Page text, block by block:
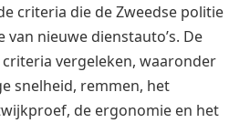
criteria die de Zweedse politie
nieuwe dienstauto’s. De
vergeleken, waaronder
snelheid, remmen, het
de ergonomie en het